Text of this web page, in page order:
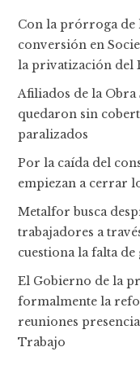
Con la prórroga de
conversión en
la privatización del
Afiliados de la Obra
quedaron sin
paralizados
Por la caída del
empiezan a cerrar
Metalfor busca
trabajadores a
cuestiona la falta de
El Gobierno de la
formalmente la
reuniones
Trabajo